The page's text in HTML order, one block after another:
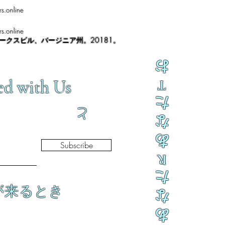
クスビル、バージニア州。20181。
with Us
と
Subscribe
るとき
あ
な
た
R
あ
な
た
T
お